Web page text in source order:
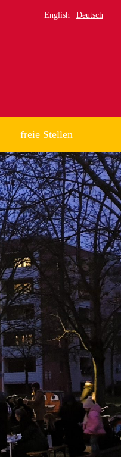
English Deutsch
freie Stellen